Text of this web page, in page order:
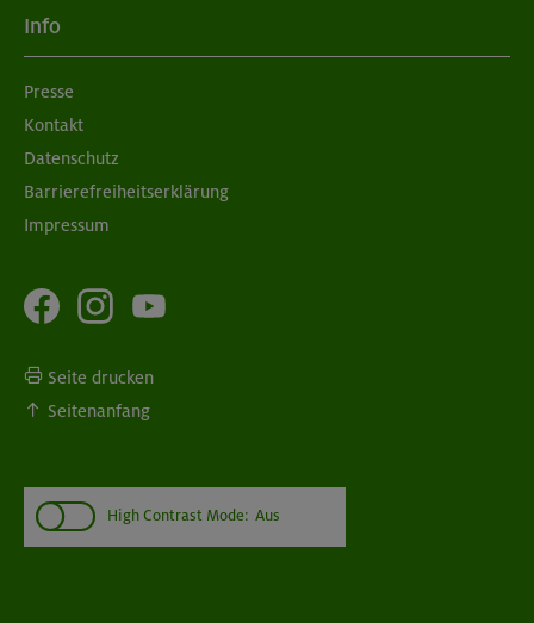
Info
Presse
Kontakt
Datenschutz
Barrierefreiheitserklärung
Impressum
Seite drucken
Seitenanfang
High Contrast Mode: Aus